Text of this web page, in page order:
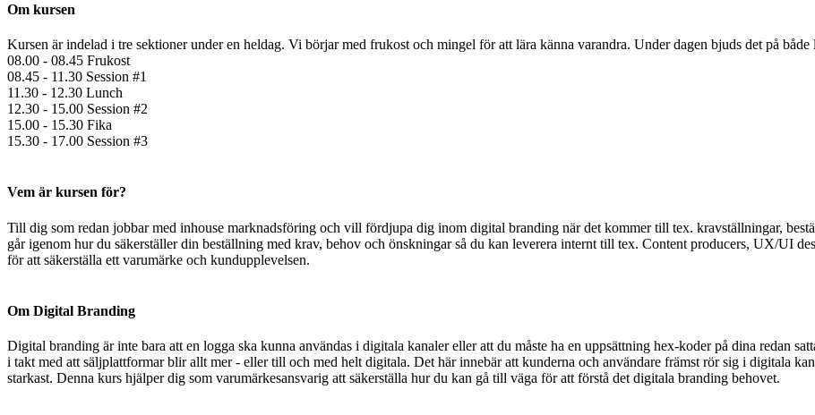
Om kursen
Kursen är indelad i tre sektioner under en heldag. Vi börjar med frukost och mingel för att lära känna varandra. Under dagen bjuds det på
08.00 - 08.45 Frukost
08.45 - 11.30 Session #1
11.30 - 12.30 Lunch
12.30 - 15.00 Session #2
15.00 - 15.30 Fika
15.30 - 17.00 Session #3
Vem är kursen för?
Till dig som redan jobbar med inhouse marknadsföring och vill fördjupa dig inom digital branding när det kommer till tex. kravställningar,
går igenom hur du säkerställer din beställning med krav, behov och önskningar så du kan leverera internt till tex. Content producers, UX/UI
för att säkerställa ett varumärke och kundupplevelsen.
Om Digital Branding
Digital branding är inte bara att en logga ska kunna användas i digitala kanaler eller att du måste ha en uppsättning hex-koder på dina redan
i takt med att säljplattformar blir allt mer - eller till och med helt digitala. Det här innebär att kunderna och användare främst rör sig i digitala
starkast. Denna kurs hjälper dig som varumärkesansvarig att säkerställa hur du kan gå till väga för att förstå det digitala branding behovet.